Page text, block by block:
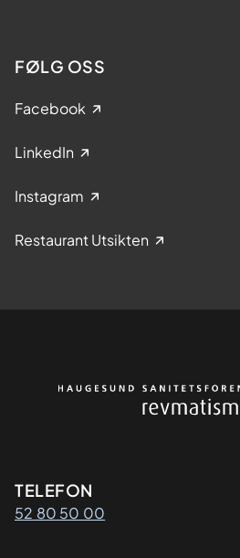
FØLG OSS
Facebook
LinkedIn
Instagram
Restaurant Utsikten
Kontaktinformasjon
TELEFON
52 80 50 00